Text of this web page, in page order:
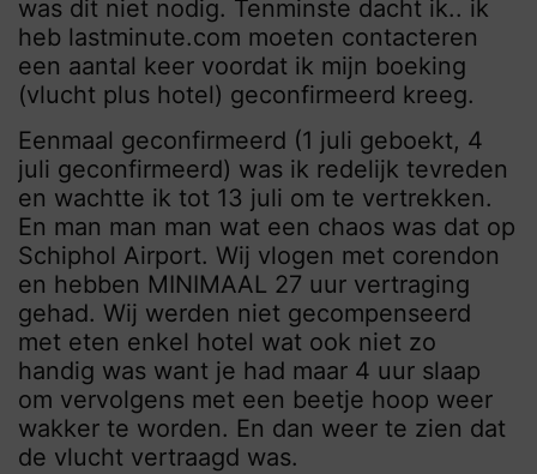
was dit niet nodig. Tenminste dacht ik.. ik
heb lastminute.com moeten contacteren
een aantal keer voordat ik mijn boeking
(vlucht plus hotel) geconfirmeerd kreeg.
Eenmaal geconfirmeerd (1 juli geboekt, 4
juli geconfirmeerd) was ik redelijk tevreden
en wachtte ik tot 13 juli om te vertrekken.
En man man man wat een chaos was dat op
Schiphol Airport. Wij vlogen met corendon
en hebben MINIMAAL 27 uur vertraging
gehad. Wij werden niet gecompenseerd
met eten enkel hotel wat ook niet zo
handig was want je had maar 4 uur slaap
om vervolgens met een beetje hoop weer
wakker te worden. En dan weer te zien dat
de vlucht vertraagd was.